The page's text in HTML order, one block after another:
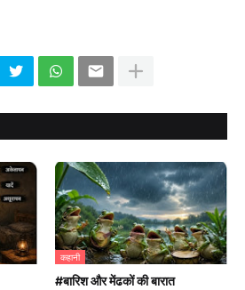
कहानी
#बारिश और मेंढकों की बारात